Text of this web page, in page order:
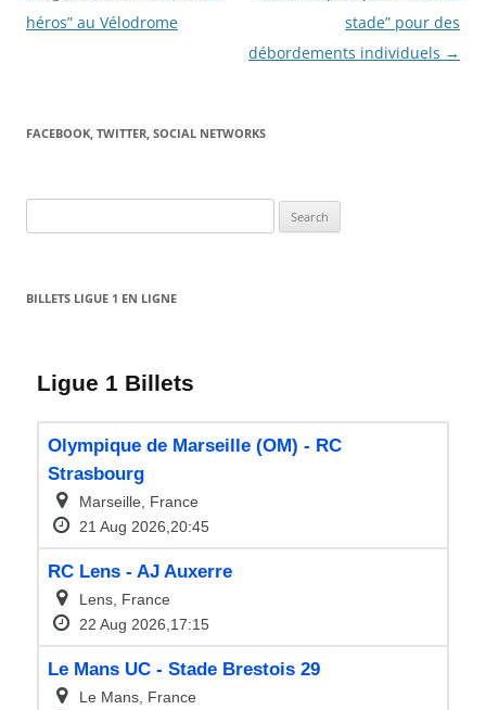
héros” au Vélodrome
stade” pour des
débordements individuels →
FACEBOOK, TWITTER, SOCIAL NETWORKS
for:
BILLETS LIGUE 1 EN LIGNE